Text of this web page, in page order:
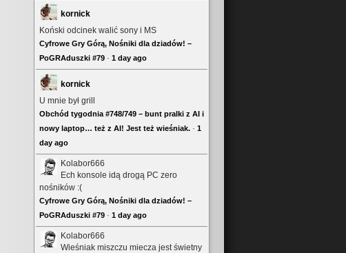
kornick
Koński odcinek walić sony i MS
Cyfrowe Gry Górą, Nośniki dla dziadów! –
PoGRAduszki #79 · 1 day ago
kornick
U mnie był grill
Obchód tygodnia #748/749 – bunt pralki z AI i
nowy laptop… też z AI! Jest też wieśniak. · 1
day ago
Kolabor666
Ech konsole idą drogą PC zero
nośników :(
Cyfrowe Gry Górą, Nośniki dla dziadów! –
PoGRAduszki #79 · 1 day ago
Kolabor666
Wieśniak miszczu miecza jest świetny